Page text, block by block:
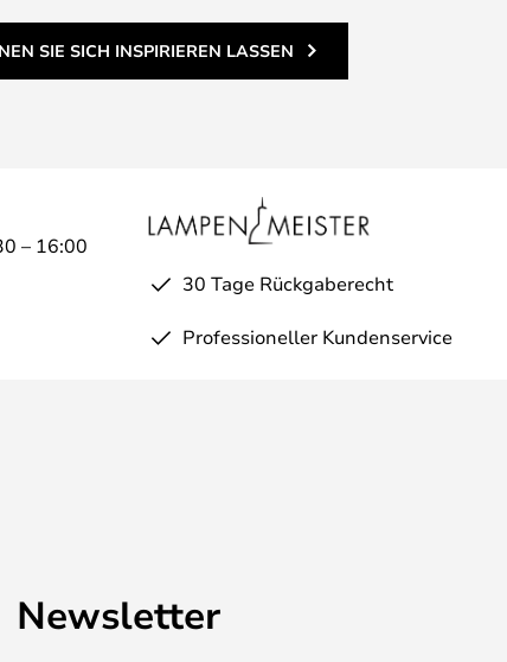
SIE SICH INSPIRIEREN LASSEN
– 16:00
30 Tage Rückgaberecht
Professioneller Kundenservice
Newsletter